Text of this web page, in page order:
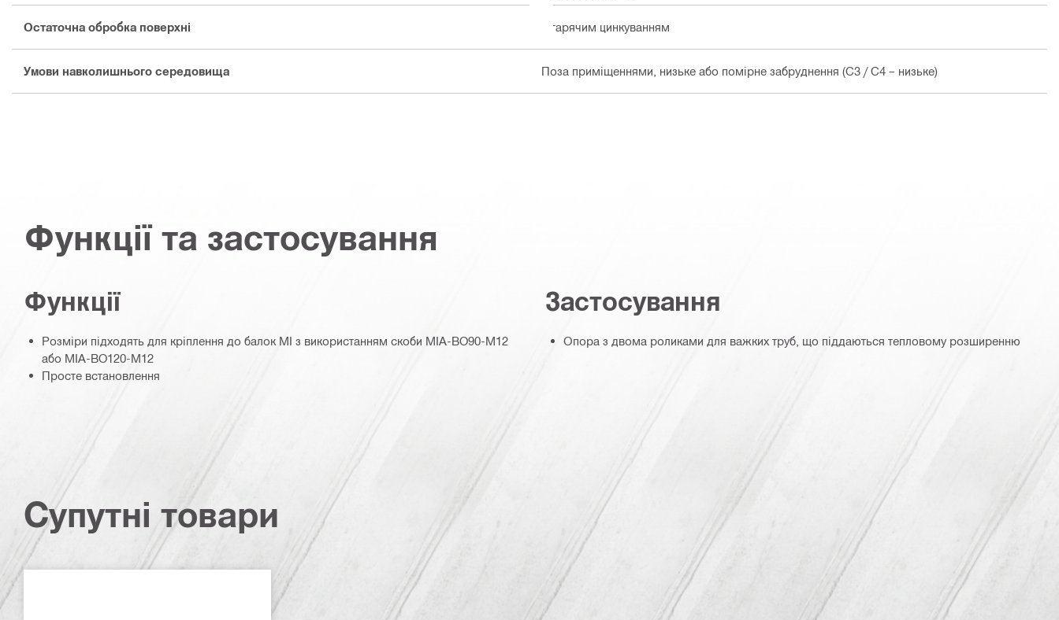
Остаточна обробка поверхні З гарячим цинкуванням
Умови навколишнього середовища Поза приміщеннями, низьке або помірне забруднення (C3 / C4 – низьке)
Функції та застосування
Функції
Розміри підходять для кріплення до балок MI з використанням скоби MIA-BO90-M12
або MIA-BO120-M12
Просте встановлення
Застосування
Опора з двома роликами для важких труб, що піддаються тепловому розширенню
Супутні товари